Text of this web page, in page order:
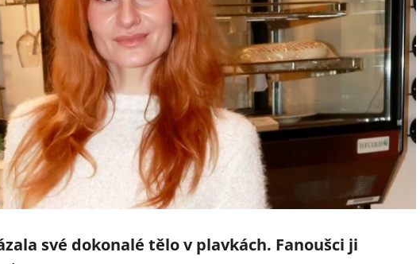
své dokonalé tělo v plavkách. Fanoušci ji